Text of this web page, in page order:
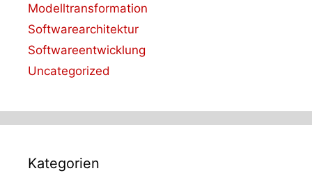
Modelltransformation
Softwarearchitektur
Softwareentwicklung
Uncategorized
Kategorien